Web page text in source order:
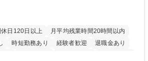
休日120日以上
月平均残業時間20時間以内
時短勤務あり 経験者歓迎
退職金あり
制